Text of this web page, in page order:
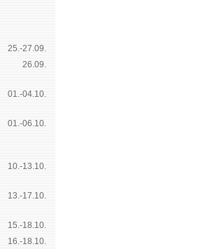
25.-27.09.
26.09.
01.-04.10.
01.-06.10.
10.-13.10.
13.-17.10.
15.-18.10.
16.-18.10.